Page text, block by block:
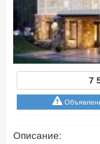
7
Описание: